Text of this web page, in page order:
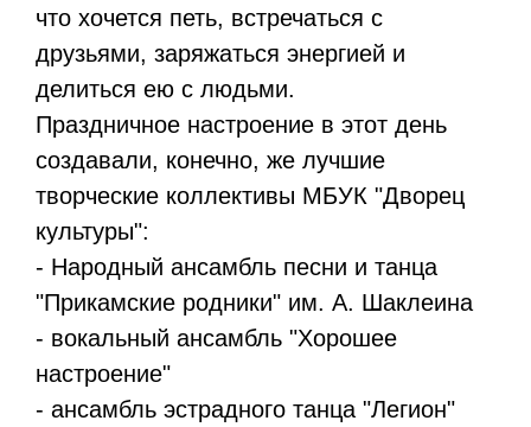
что хочется петь, встречаться с
друзьями, заряжаться энергией и
делиться ею с людьми.
Праздничное настроение в этот день
создавали, конечно, же лучшие
творческие коллективы МБУК "Дворец
культуры":
- Народный ансамбль песни и танца
"Прикамские родники" им. А. Шаклеина
- вокальный ансамбль "Хорошее
настроение"
- ансамбль эстрадного танца "Легион"